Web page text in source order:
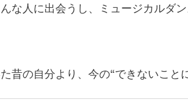
な人に出会うし、ミュージカルダ
昔の自分より、今の“できないこと